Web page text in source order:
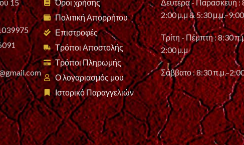
15
Όροι χρήσης
Πολιτική Απορρήτου
Επιστροφές
Τρόποι Αποστολής
Τρόποι Πληρωμής
Ο λογαριασμός μου
Ιστορικό Παραγγελιών
Δευτέρα - Παρασκευή :
2:00 μ.μ & 5:30
Τρίτη - Πέμπτη : 8:30
2:00 μ.μ
Σάββατο : 8:30